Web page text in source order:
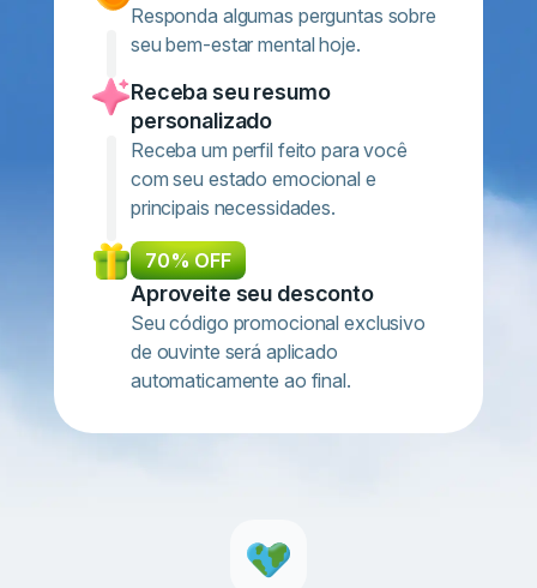
Responda algumas perguntas sobre
seu bem-estar mental hoje.
Receba seu resumo
personalizado
Receba um perfil feito para você
com seu estado emocional e
principais necessidades.
70% OFF
Aproveite seu desconto
Seu código promocional exclusivo
de ouvinte será aplicado
automaticamente ao final.